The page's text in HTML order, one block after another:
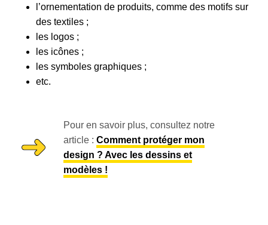
l’ornementation de produits, comme des motifs sur
des textiles ;
les logos ;
les icônes ;
les symboles graphiques ;
etc.
Pour en savoir plus, consultez notre
article :Comment protéger mon
design ? Avec les dessins et
modèles !